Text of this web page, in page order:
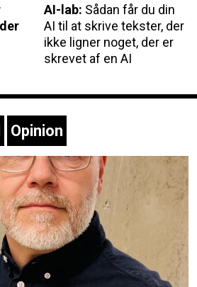
AI-lab: Sådan får du din
AI til at skrive tekster, der
ikke ligner noget, der er
skrevet af en AI
Opinion